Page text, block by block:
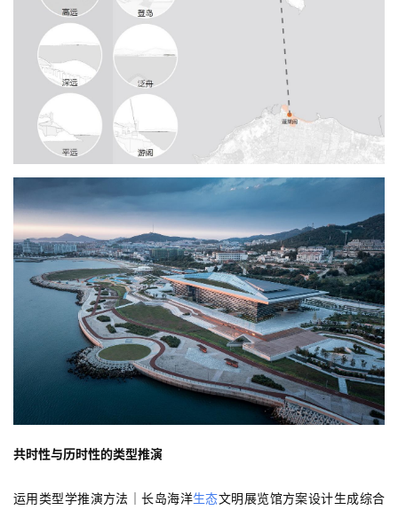
共时性与历时性的类型推演
运用类型学推演方法｜长岛海洋生态文明展览馆方案设计生成综合